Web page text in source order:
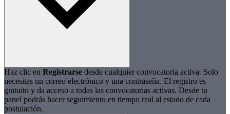
Haz clic en Registrarse desde cualquier convocatoria activa. Solo
necesitas un correo electrónico y una contraseña. El registro es
gratuito y da acceso a todas las convocatorias activas. Desde tu
panel podrás hacer seguimiento en tiempo real al estado de cada
postulación.